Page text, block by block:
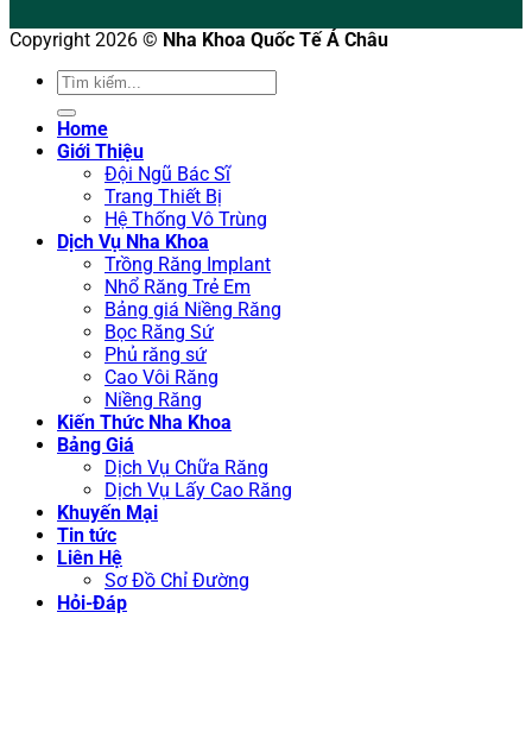
Copyright 2026 © Nha Khoa Quốc Tế Á Châu
Home
Giới Thiệu
Đội Ngũ Bác Sĩ
Trang Thiết Bị
Hệ Thống Vô Trùng
Dịch Vụ Nha Khoa
Trồng Răng Implant
Nhổ Răng Trẻ Em
Bảng giá Niềng Răng
Bọc Răng Sứ
Phủ răng sứ
Cao Vôi Răng
Niềng Răng
Kiến Thức Nha Khoa
Bảng Giá
Dịch Vụ Chữa Răng
Dịch Vụ Lấy Cao Răng
Khuyến Mại
Tin tức
Liên Hệ
Sơ Đồ Chỉ Đường
Hỏi-Đáp